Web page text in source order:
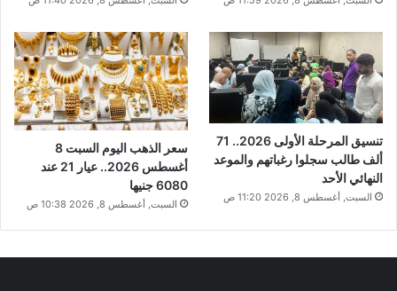
تنسيق المرحلة الأولى 2026.. 71
ألف طالب سجلوا رغباتهم والموعد
النهائي الأحد
السبت, أغسطس 8, 2026 11:20 ص
سعر الذهب اليوم السبت 8
أغسطس 2026.. عيار 21 عند
6080 جنيها
السبت, أغسطس 8, 2026 10:38 ص